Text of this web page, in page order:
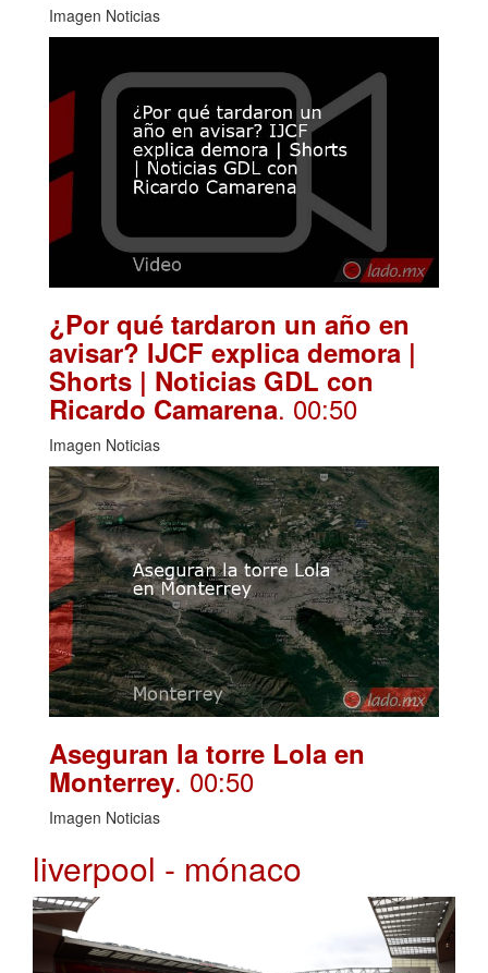
Imagen Noticias
¿Por qué tardaron un año en
avisar? IJCF explica demora |
Shorts | Noticias GDL con
Ricardo Camarena. 00:50
Imagen Noticias
Aseguran la torre Lola en
Monterrey. 00:50
Imagen Noticias
liverpool - mónaco